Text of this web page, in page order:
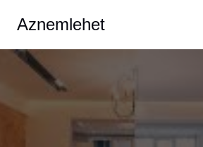
contenu
Aznemlehet